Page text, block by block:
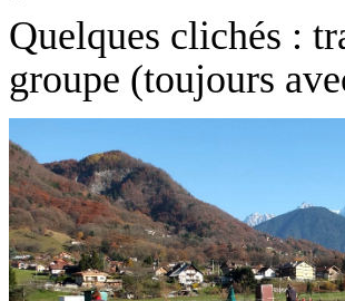
Quelques clichés :
groupe (toujours